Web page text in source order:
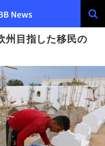
州目指した移民の